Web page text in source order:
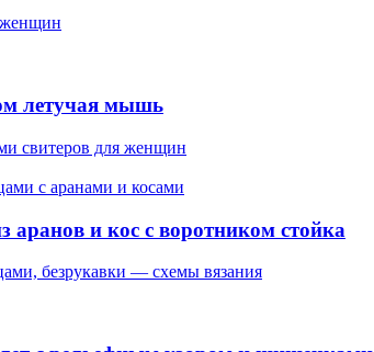
летучая мышь
свитеров для женщин
аранов и кос с воротником стойка
безрукавки — схемы вязания